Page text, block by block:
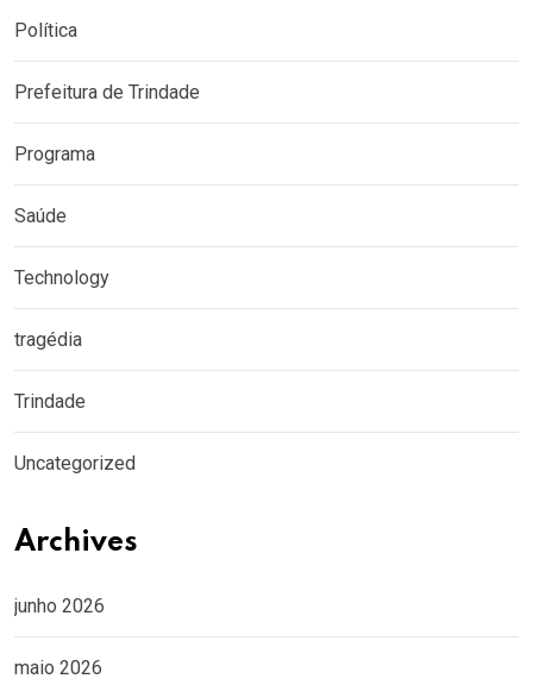
Política
Prefeitura de Trindade
Programa
Saúde
Technology
tragédia
Trindade
Uncategorized
Archives
junho 2026
maio 2026